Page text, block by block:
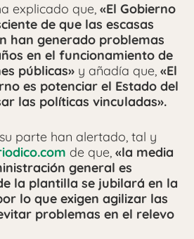
explicado que, «El Gobierno
de que las escasas
han generado problemas
en el funcionamiento de
públicas» y añadía que, «El
es potenciar el Estado del
las políticas vinculadas».
parte han alertado, tal y
de que, «la media
general es
la plantilla se jubilará en la
lo que exigen agilizar las
problemas en el relevo